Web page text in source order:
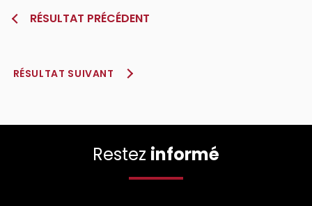
RÉSULTAT PRÉCÉDENT
RÉSULTAT SUIVANT
Restez informé